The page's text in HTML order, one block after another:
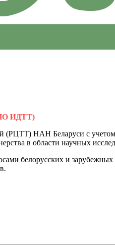
ИДТТ)
(РЦТТ) НАН Беларуси с
в области научных
белорусских и